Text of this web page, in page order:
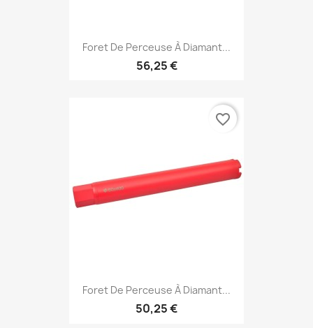
Foret De Perceuse À Diamant...
56,25 €
Foret De Perceuse À Diamant...
50,25 €
favorite_border